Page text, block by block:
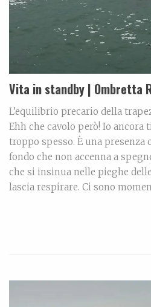
Vita in standby | Ombretta
L’equilibrio precario della
Ehh che cavolo però! Io ancora
troppo spesso. È una presenza
fondo che non accenna a
che si insinua nelle pieghe
lascia respirare. Ci sono